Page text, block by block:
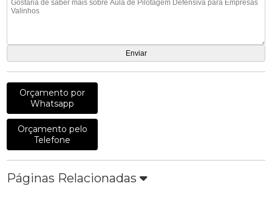
Orçamento por
Whatsapp
Orçamento pelo
Telefone
Páginas Relacionadas